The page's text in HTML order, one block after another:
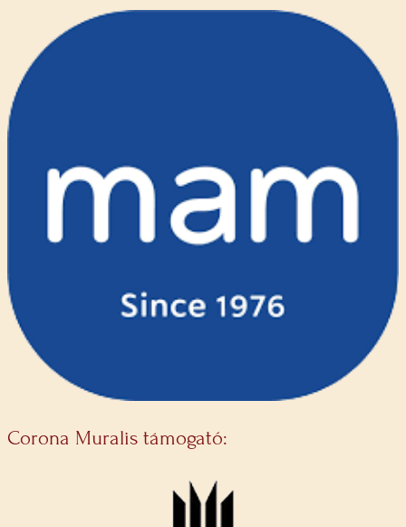
Corona Muralis támogató: